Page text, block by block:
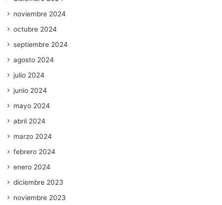
noviembre 2024
octubre 2024
septiembre 2024
agosto 2024
julio 2024
junio 2024
mayo 2024
abril 2024
marzo 2024
febrero 2024
enero 2024
diciembre 2023
noviembre 2023